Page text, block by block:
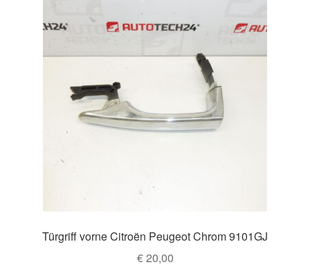
Türgriff vorne Citroën Peugeot Chrom 9101GJ
€20,00